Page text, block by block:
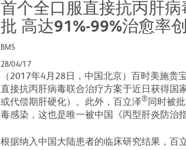
首个全口服直接抗丙肝
批 高达91%-99%治愈率
BMS
28/04/17
（2017年4月28日，中国北京）百时美施贵
直接抗丙肝病毒联合治疗方案于近日获得国
或代偿期肝硬化）。此外，百立泽® 同时被
毒感染，这也是唯一被中国《丙型肝炎防治
根据纳入中国大陆患者的临床研究结果，百